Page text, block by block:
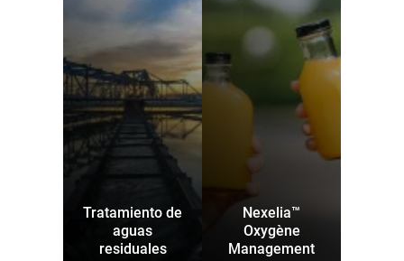
Tratamiento de
aguas
residuales
Nexelia™
Oxygène
Management